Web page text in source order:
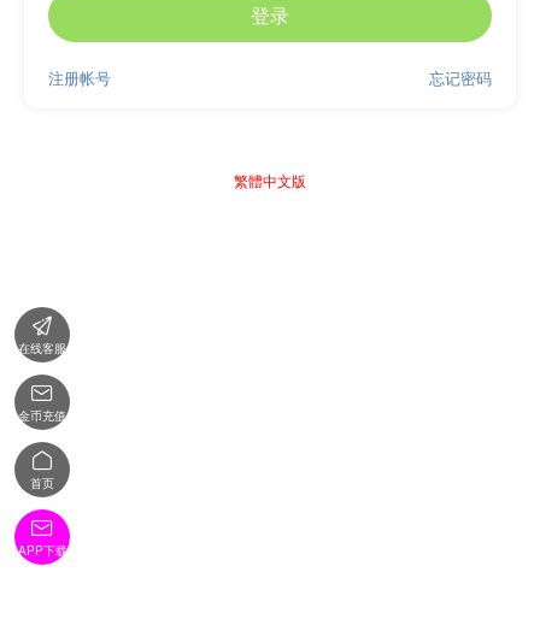
登录
忘记密码
注册帐号
繁體中文版

在线客服

金币充值

首页

APP下载